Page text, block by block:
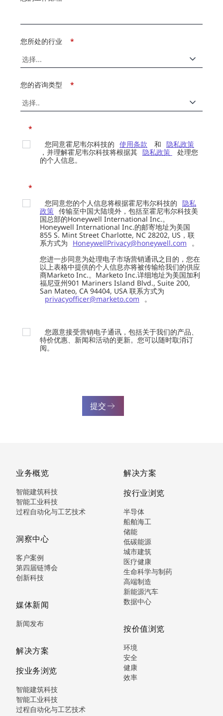
*
您所处的行业
*
您的咨询类型
*
您同意霍尼韦尔科技的 使用条款 和 隐私政策
，并理解霍尼韦尔科技将根据其 隐私政策
处理您
的个人信息。
*
您同意您的个人信息将根据霍尼韦尔科技的 隐私
政策 传输至中国大陆境外，包括至霍尼韦尔科技美
国总部的Honeywell International Inc.。
Honeywell International Inc.的邮寄地址为美国
855 S. Mint Street Charlotte, NC 28202, US，联
系方式为
HoneywellPrivacy@honeywell.com
。
您进一步同意为处理电子市场营销通讯之目的，您在
以上表格中提供的个人信息亦将被传输给我们的供应
商Marketo Inc.。Marketo Inc.详细地址为美国加利
福尼亚州901 Mariners Island Blvd., Suite 200,
San Mateo, CA 94404, USA 联系方式为
privacyofficer@marketo.com
。
您愿意接受营销电子通讯，包括关于我们的产品、
特价优惠、新闻和活动的更新。您可以随时取消订
阅。
提交
业务概览
智能建筑科技
智能工业科技
过程自动化与工艺技术
洞察中心
客户案例
第四届链博会
创新科技
媒体新闻
新闻发布
解决方案
按业务浏览
智能建筑科技
智能工业科技
过程自动化与工艺技术
解决方案
按行业浏览
半导体
船舶海工
储能
低碳能源
城市建筑
医疗健康
生命科学与制药
高端制造
新能源汽车
数据中心
按价值浏览
环境
安全
健康
效率